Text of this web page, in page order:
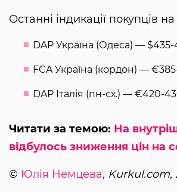
Останні індикації покупців
DAP Україна (Одеса) —
FCA Україна (кордон) —
DAP Італія (пн-сх.) — €420-
Читати за темою: На
відбулось зниження цін на
© Юлія Немцева, Kurkul.com,